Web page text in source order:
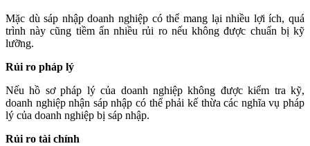
Mặc dù sáp nhập doanh nghiệp có thể mang lại nhiều lợi ích, quá
trình này cũng tiềm ẩn nhiều rủi ro nếu không được chuẩn bị kỹ
lưỡng.
Rủi ro pháp lý
Nếu hồ sơ pháp lý của doanh nghiệp không được kiểm tra kỹ,
doanh nghiệp nhận sáp nhập có thể phải kế thừa các nghĩa vụ pháp
lý của doanh nghiệp bị sáp nhập.
Rủi ro tài chính